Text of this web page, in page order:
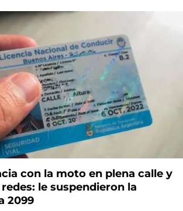
con la moto en plena calle y
le suspendieron la
2099